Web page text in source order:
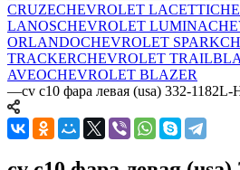
CRUZECHEVROLET LACETTI
LANOSCHEVROLET LUMINA
ORLANDOCHEVROLET SPARK
TRACKERCHEVROLET
AVEOCHEVROLET BLAZER
—cv c10 фара левая (usa) 332-1182L-